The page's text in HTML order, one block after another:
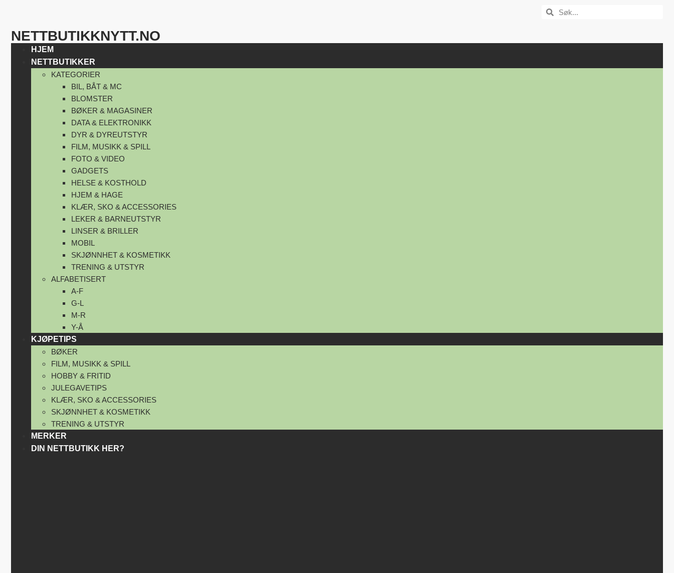
NETTBUTIKKNYTT.NO
HJEM
NETTBUTIKKER
KATEGORIER
BIL, BÅT & MC
BLOMSTER
BØKER & MAGASINER
DATA & ELEKTRONIKK
DYR & DYREUTSTYR
FILM, MUSIKK & SPILL
FOTO & VIDEO
GADGETS
HELSE & KOSTHOLD
HJEM & HAGE
KLÆR, SKO & ACCESSORIES
LEKER & BARNEUTSTYR
LINSER & BRILLER
MOBIL
SKJØNNHET & KOSMETIKK
TRENING & UTSTYR
ALFABETISERT
A-F
G-L
M-R
Y-Å
KJØPETIPS
BØKER
FILM, MUSIKK & SPILL
HOBBY & FRITID
JULEGAVETIPS
KLÆR, SKO & ACCESSORIES
SKJØNNHET & KOSMETIKK
TRENING & UTSTYR
MERKER
DIN NETTBUTIKK HER?